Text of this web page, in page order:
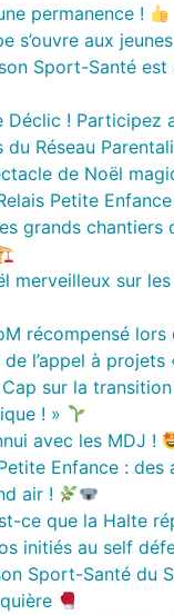
permanence !
s’ouvre aux jeunes
Sport-Santé
Déclic ! Participez
du Réseau
de Noël
Petite Enfance
grands chantiers
merveilleux sur
récompensé lors
l’appel à projets
Cap sur la transition
! »
avec les MDJ !
Enfance : des
air !
ce que la Halte
initiés au self
Sport-Santé du